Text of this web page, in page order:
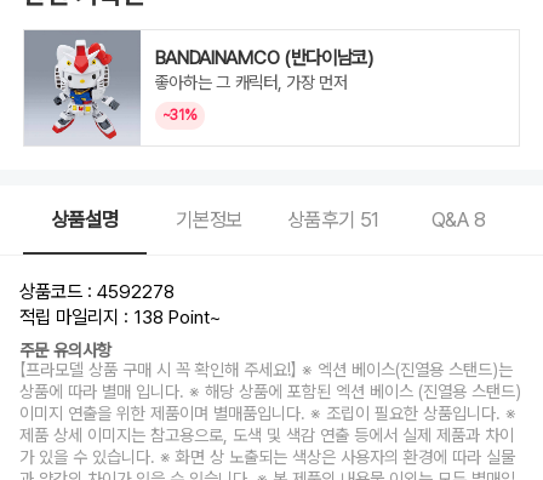
BANDAINAMCO (반다이남코)
좋아하는 그 캐릭터, 가장 먼저
~31%
상품설명 기본정보 상품후기 51 Q&A 8
상품코드 : 4592278
적립 마일리지 : 138 Point~
주문 유의사항
【프라모델 상품 구매 시 꼭 확인해 주세요!】 ※ 엑션 베이스(진열용 스탠드)는
상품에 따라 별매 입니다. ※ 해당 상품에 포함된 엑션 베이스 (진열용 스탠드)
이미지 연출을 위한 제품이며 별매품입니다. ※ 조립이 필요한 상품입니다. ※
제품 상세 이미지는 참고용으로, 도색 및 색감 연출 등에서 실제 제품과 차이
가 있을 수 있습니다. ※ 화면 상 노출되는 색상은 사용자의 환경에 따라 실물